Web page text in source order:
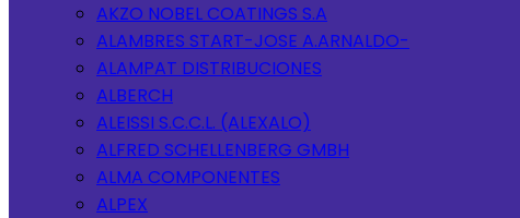
AKZO NOBEL COATINGS S.A
ALAMBRES START-JOSE A.ARNALDO-
ALAMPAT DISTRIBUCIONES
ALBERCH
ALEISSI S.C.C.L. (ALEXALO)
ALFRED SCHELLENBERG GMBH
ALMA COMPONENTES
ALPEX